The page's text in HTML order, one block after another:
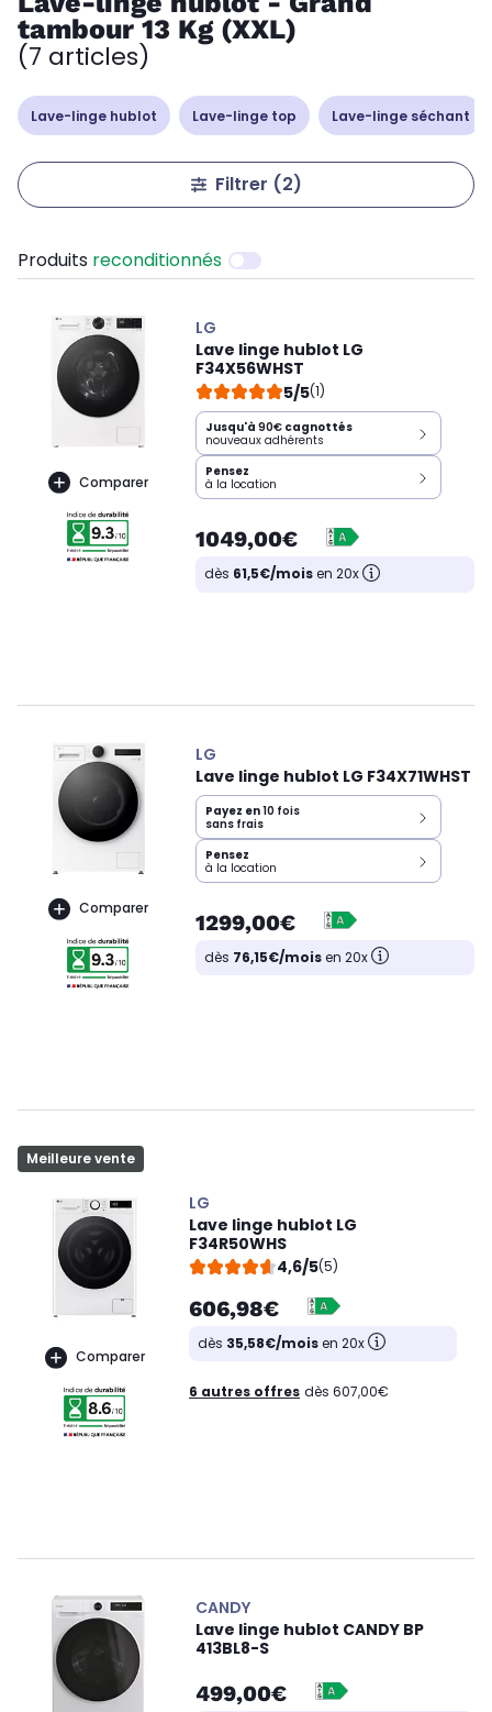
tambour 13 Kg (XXL)
(7 articles)
Lave-linge hublot Lave-linge top Lave-linge séchant
Filtrer (2)
Produits reconditionnés
Comparer
LG
Lave linge hublot LG
F34X56WHST
5/5(1)
Jusqu'à 90€ cagnottés
nouveaux adhérents
Pensez
à la location
1049,00€
dès 61,5€/moisen 20x
Comparer
LG
Lave linge hublot LG F34X71WHST
Payez en10 fois
sans frais
Pensez
à la location
1299,00€
dès 76,15€/moisen 20x
Meilleure vente
Comparer
LG
Lave linge hublot LG
F34R50WHS
4,6/5(5)
606,98€
dès 35,58€/moisen 20x
6 autres offres dès 607,00€
CANDY
Lave linge hublot CANDY BP
413BL8-S
499,00€